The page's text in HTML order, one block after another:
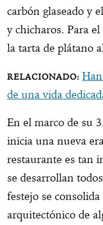
carbón glaseado y el
y chicharos. Para
la tarta de plátano
de una vida
En el marco de su
inicia una nueva
restaurante es tan
se desarrollan
festejo se
arquitectónico de